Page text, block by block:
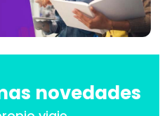
novedades